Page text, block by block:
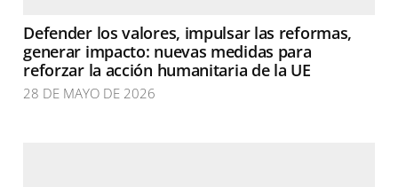
Defender los valores, impulsar las reformas,
generar impacto: nuevas medidas para
reforzar la acción humanitaria de la UE
28 DE MAYO DE 2026